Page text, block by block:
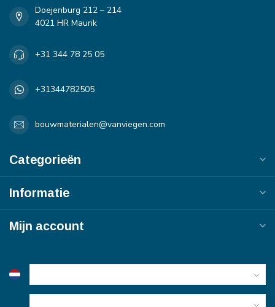
Doejenburg 212 – 214
4021 HR Maurik
+31 344 78 25 05
+31344782505
bouwmaterialen@vanviegen.com
Categorieën
Informatie
Mijn account